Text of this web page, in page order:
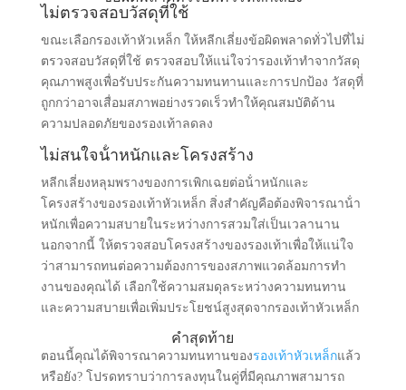
ไม่ตรวจสอบวัสดุที่ใช้
ขณะเลือกรองเท้าหัวเหล็ก ให้หลีกเลี่ยงข้อผิดพลาดทั่วไปที่ไม่
ตรวจสอบวัสดุที่ใช้ ตรวจสอบให้แน่ใจว่ารองเท้าทําจากวัสดุ
คุณภาพสูงเพื่อรับประกันความทนทานและการปกป้อง วัสดุที่
ถูกกว่าอาจเสื่อมสภาพอย่างรวดเร็วทําให้คุณสมบัติด้าน
ความปลอดภัยของรองเท้าลดลง
ไม่สนใจน้ําหนักและโครงสร้าง
หลีกเลี่ยงหลุมพรางของการเพิกเฉยต่อน้ําหนักและ
โครงสร้างของรองเท้าหัวเหล็ก สิ่งสําคัญคือต้องพิจารณาน้ํา
หนักเพื่อความสบายในระหว่างการสวมใส่เป็นเวลานาน
นอกจากนี้ ให้ตรวจสอบโครงสร้างของรองเท้าเพื่อให้แน่ใจ
ว่าสามารถทนต่อความต้องการของสภาพแวดล้อมการทํา
งานของคุณได้ เลือกใช้ความสมดุลระหว่างความทนทาน
และความสบายเพื่อเพิ่มประโยชน์สูงสุดจากรองเท้าหัวเหล็ก
คําสุดท้าย
ตอนนี้คุณได้พิจารณาความทนทานของรองเท้าหัวเหล็กแล้ว
หรือยัง? โปรดทราบว่าการลงทุนในคู่ที่มีคุณภาพสามารถ